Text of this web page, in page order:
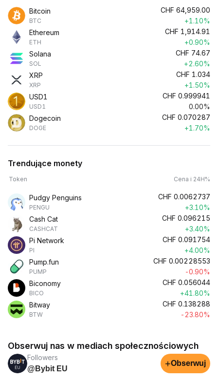
Bitcoin
BTC
CHF 64,959.00
+1.10%
Ethereum
ETH
CHF 1,914.91
+0.90%
Solana
SOL
CHF 74.67
+2.60%
XRP
XRP
CHF 1.034
+1.50%
USD1
USD1
CHF 0.999941
0.00%
Dogecoin
DOGE
CHF 0.070287
+1.70%
Trendujące monety
Token Cena i 24H%
Pudgy Penguins
PENGU
CHF 0.0062737
+3.10%
Cash Cat
CASHCAT
CHF 0.096215
+3.40%
Pi Network
PI
CHF 0.091754
+4.00%
Pump.fun
PUMP
CHF 0.00228553
-0.90%
Biconomy
BICO
CHF 0.056044
+41.80%
Bitway
BTW
CHF 0.138288
-23.80%
Obserwuj nas w mediach społecznościowych
Followers
@Bybit EU
+Obserwuj